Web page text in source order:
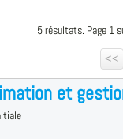
5 résultats. Page 1
<<
et